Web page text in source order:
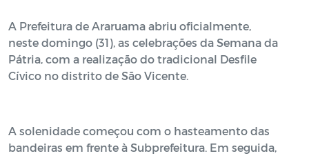
A Prefeitura de Araruama abriu oficialmente,
neste domingo (31), as celebrações da Semana da
Pátria, com a realização do tradicional Desfile
Cívico no distrito de São Vicente.
A solenidade começou com o hasteamento das
bandeiras em frente à Subprefeitura. Em seguida,